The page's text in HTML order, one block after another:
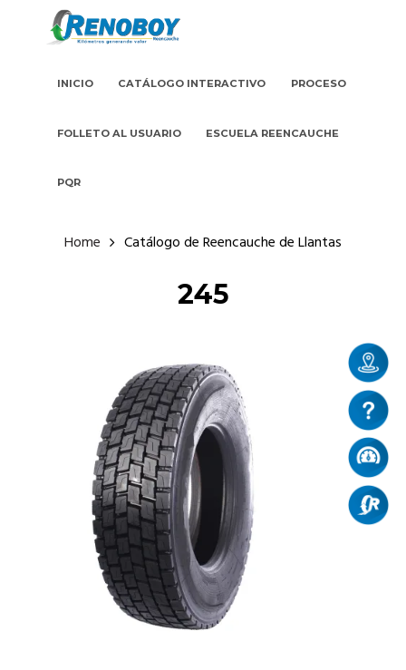
INICIO CATÁLOGO INTERACTIVO PROCESO
FOLLETO AL USUARIO ESCUELA REENCAUCHE
PQR
Home Catálogo de Reencauche de Llantas
245